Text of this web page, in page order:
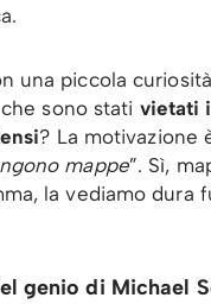
una piccola
sono stati vietati
? La motivazione
mappe”. Sì,
la vediamo dura
genio di Michael